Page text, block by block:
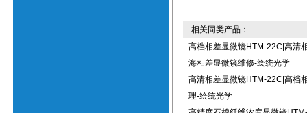
相关同类产品：
高档相差显微镜HTM-22C|高清
海相差显微镜维修-绘统光学
高清相差显微镜HTM-22C|高档
理-绘统光学